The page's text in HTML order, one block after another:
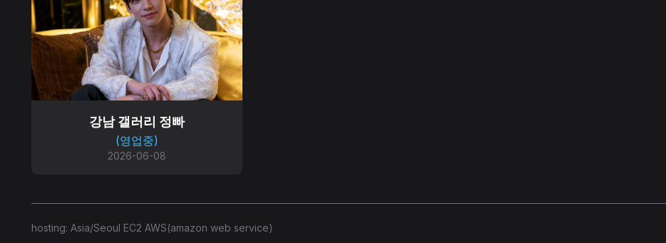
강남 갤러리 정빠
(영업중)
2026-06-08
hosting: Asia/Seoul EC2 AWS(amazon web service)